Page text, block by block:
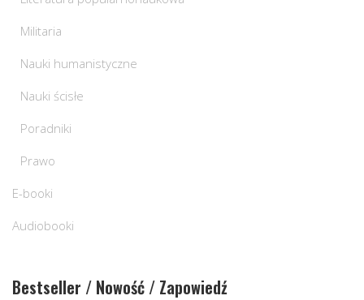
Militaria
Nauki humanistyczne
Nauki ścisłe
Poradniki
Prawo
E-booki
Audiobooki
Bestseller / Nowość / Zapowiedź